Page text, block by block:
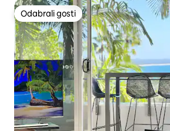
Odabrali gosti
Odabrali gosti